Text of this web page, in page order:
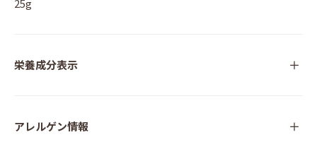
25g
栄養成分表示
アレルゲン情報